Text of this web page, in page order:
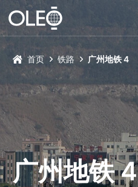
首页 铁路 广州地铁 4
广州地铁 4